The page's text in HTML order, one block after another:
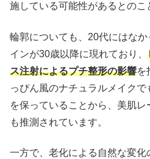
施している可能性があるとのこ
輪郭についても、20代にはな
インが30歳以降に現れており、
ス注射によるプチ整形の影響を
っぴん風のナチュラルメイク
を保っていることから、美肌
も推測されています。
一方で、老化による自然な変